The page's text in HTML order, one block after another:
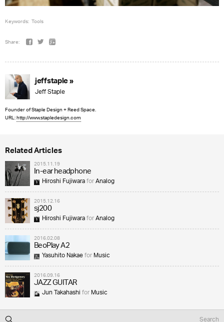
Keywords: Tools
Share:
jeffstaple »
Jeff Staple
Founder of Staple Design + Reed Space.
URL:http://www.stapledesign.com
Related Articles
2015.11.19
In-ear headphone
Hiroshi FujiwaraforAnalog
2015.12.16
sj200
Hiroshi FujiwaraforAnalog
2016.02.08
BeoPlay A2
Yasuhito NakaeforMusic
2016.09.16
JAZZ GUITAR
Jun TakahashiforMusic